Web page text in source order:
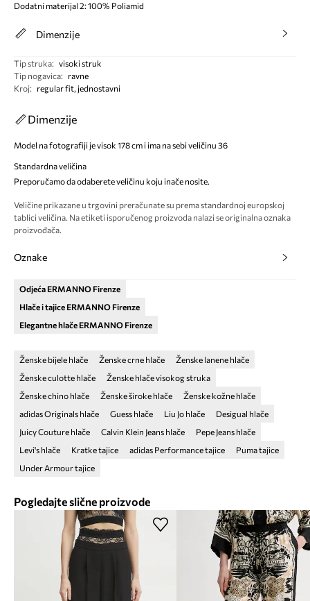
Dodatni materijal 2: 100% Poliamid
Dimenzije
Tip struka: visoki struk
Tip nogavica:
ravne
Kroj: regular fit, jednostavni
Dimenzije
Model na fotografiji je visok 178 cm i ima na sebi veličinu 36
Standardna veličina
Preporučamo da odaberete veličinu koju inače nosite.
Veličine prikazane u trgovini preračunate su prema standardnoj europskoj
tablici veličina. Na etiketi isporučenog proizvoda nalazi se originalna oznaka
proizvođača.
Oznake
Odjeća ERMANNO Firenze
Hlače i tajice ERMANNO Firenze
Elegantne hlače ERMANNO Firenze
Ženske bijele hlače Ženske crne hlače
Ženske lanene hlače
Ženske culotte hlače
Ženske hlače visokog struka
Ženske chino hlače
Ženske široke hlače
Ženske kožne hlače
adidas Originals hlače
Guess hlače Liu Jo hlače
Desigual hlače
Juicy Couture hlače
Calvin Klein Jeans hlače
Pepe Jeans hlače
Levi's hlače
Kratke tajice adidas Performance tajice
Puma tajice
Under Armour tajice
Pogledajte slične proizvode